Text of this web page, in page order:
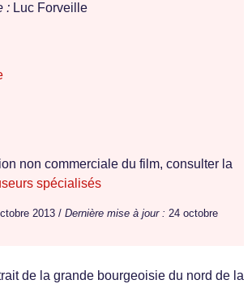
: Luc Forveille
non commerciale du film, consulter la
spécialisés
2013 / Dernière mise à jour : 24 octobre
de la grande bourgeoisie du nord de la